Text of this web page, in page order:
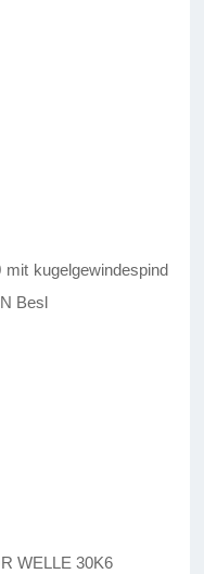
kugelgewindespind
Besl
WELLE 30K6